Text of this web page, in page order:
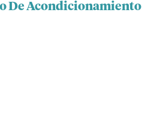
De Acondicionamiento